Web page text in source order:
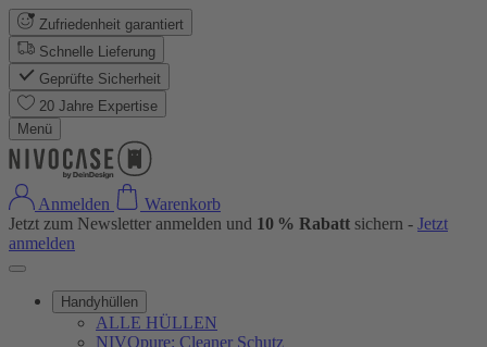
Zufriedenheit garantiert
Schnelle Lieferung
Geprüfte Sicherheit
20 Jahre Expertise
Menü
Anmelden
Warenkorb
Jetzt zum Newsletter anmelden und 10 % Rabatt sichern - Jetzt
anmelden
Handyhüllen
ALLE HÜLLEN
NIVOpure: Cleaner Schutz